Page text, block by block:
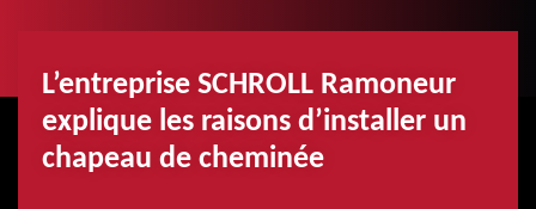
L’entreprise SCHROLL Ramoneur
explique les raisons d’installer un
chapeau de cheminée